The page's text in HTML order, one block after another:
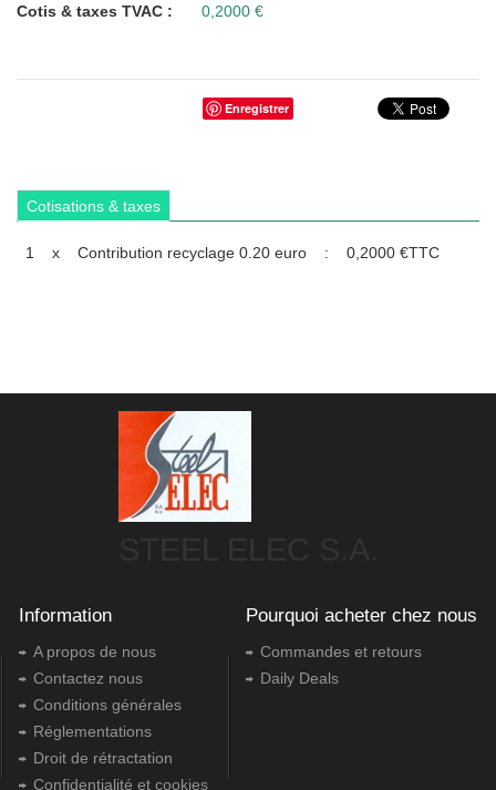
Cotis & taxes TVAC
0,2000 €
Enregistrer
Cotisations & taxes
1 x Contribution recyclage 0.20 euro : 0,2000 €TTC
Information
A propos de nous
Contactez nous
Conditions générales
Réglementations
Droit de rétractation
Confidentialité et cookies
Pourquoi acheter chez nous
Commandes et retours
Daily Deals